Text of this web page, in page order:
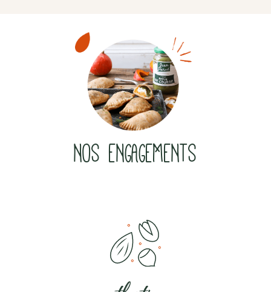
NOS ENGAGEMENTS